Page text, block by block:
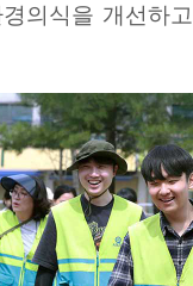
의식을 개선하